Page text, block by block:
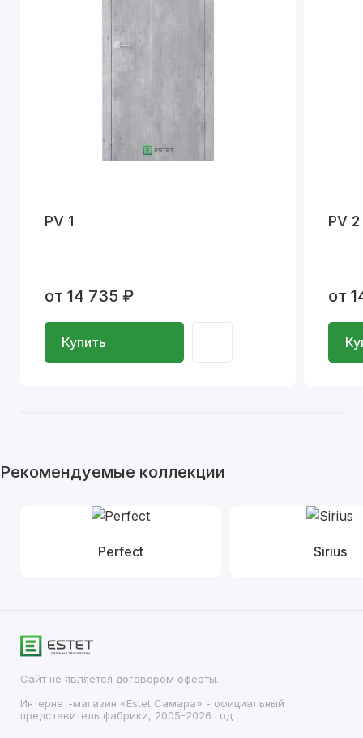
PV 1
от 14 735 ₽
Купить
PV 2
от
Рекомендуемые коллекции
Perfect Sirius
Сайт не является договором оферты.
Интернет-магазин «Estet Самара» - официальный
представитель фабрики, 2005-2026 год